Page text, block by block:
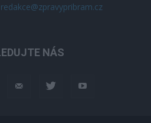
redakce@zpravypribram.cz
NÁS